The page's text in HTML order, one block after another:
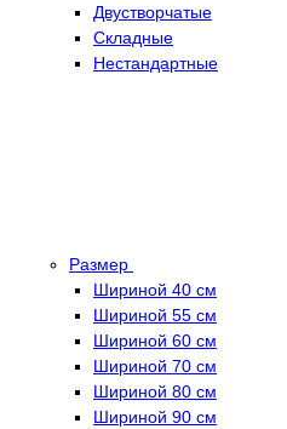
Двустворчатые
Складные
Нестандартные
Размер
Шириной 40 см
Шириной 55 см
Шириной 60 см
Шириной 70 см
Шириной 80 см
Шириной 90 см